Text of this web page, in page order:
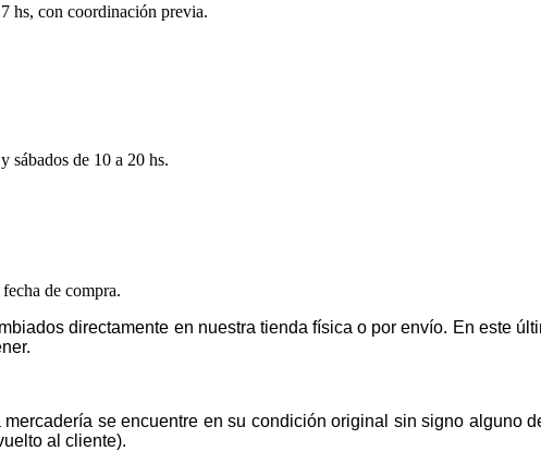
hs, con coordinación previa.
sábados de 10 a 20 hs.
de compra.
directamente en nuestra tienda física o por envío. En este
se encuentre en su condición original sin signo alguno
al cliente).